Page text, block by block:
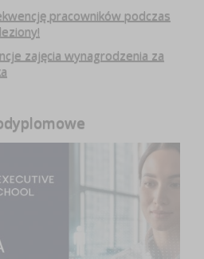
pracowników podczas
zajęcia wynagrodzenia za